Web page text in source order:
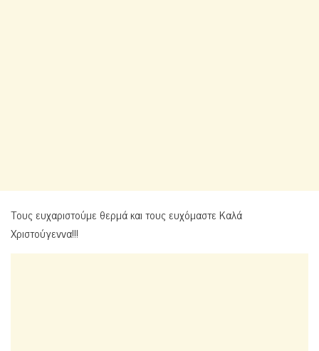
Τους ευχαριστούμε θερμά και τους ευχόμαστε Καλά
Χριστούγεννα!!!